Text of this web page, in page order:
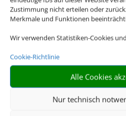
Zustimmung nicht erteilen oder
Merkmale und Funktionen
Wir verwenden Statistiken-Cookies
Cookie-Richtlinie
Alle Cookies
Nur technisch
Online Check-In
Gepäck
MS
AGB